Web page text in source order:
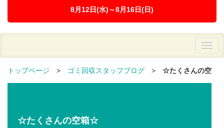
8月12日(水)～8月16日(日)
トップページ > ゴミ回収スタッフブログ > ☆たくさんの空
☆たくさんの空箱☆